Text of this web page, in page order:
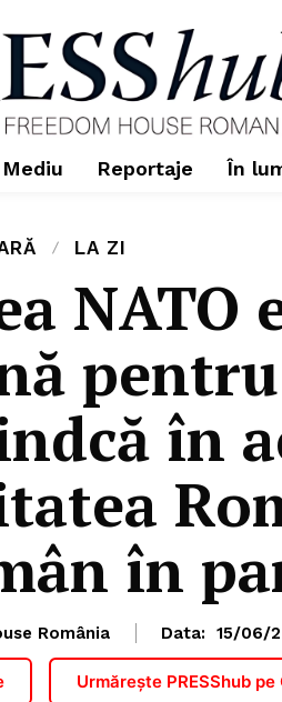
Mediu Reportaje În
LA ZI
NATO
în
în
România Data: 15/06/
Urmărește PRESShub